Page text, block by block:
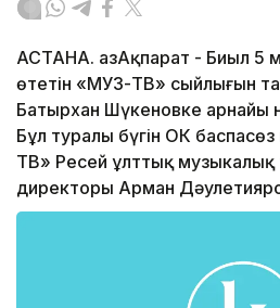
АСТАНА. ҚазАқпарат - Биыл 5
өтетін «МУЗ-ТВ» сыйлығын
Батырхан Шүкеновке арнайы
Бұл туралы бүгін ОКҚ
ТВ» Ресей ұлттық
директоры Арман